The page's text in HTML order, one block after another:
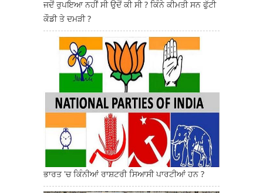
ਜਦੋਂ ਰੁਪਇਆ ਨਹੀਂ ਸੀ ਉਦੋਂ ਕੀ ਸੀ ? ਕਿੰਨੇ ਕੀਮਤੀ ਸਨ ਫੁੱਟੀ
ਕੌਡੀ ਤੇ ਦਮੜੀ ?
ਭਾਰਤ 'ਚ ਕਿੰਨੀਆਂ ਰਾਸ਼ਟਰੀ ਸਿਆਸੀ ਪਾਰਟੀਆਂ ਹਨ ?